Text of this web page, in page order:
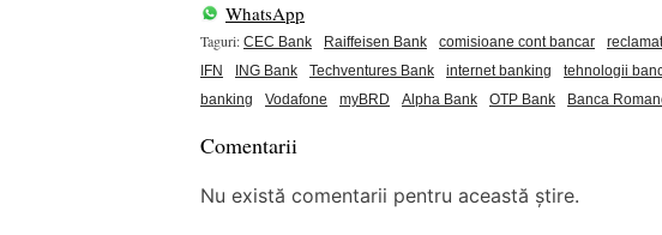
WhatsApp
Taguri: CEC Bank Raiffeisen Bank comisioane cont bancar
IFN
ING Bank Techventures Bank internet banking tehnologii
banking
Vodafone myBRD Alpha Bank OTP Bank Banca
Comentarii
Nu există comentarii pentru această știre.